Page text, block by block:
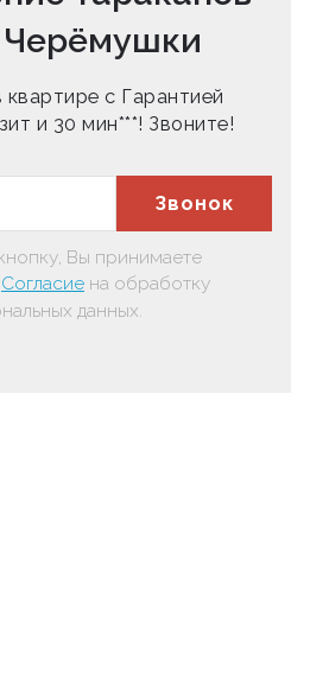
с Гарантией
и 30 мин***! Звоните!
Звонок
Вы принимаете
Согласие на обработку
данных.